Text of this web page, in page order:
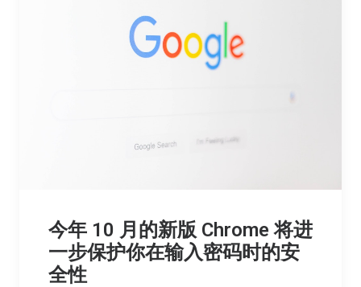
今年 10 月的新版 Chrome 将进
一步保护你在输入密码时的安
全性